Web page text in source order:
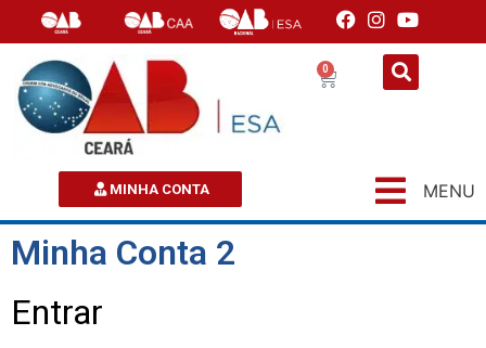
0
MINHA CONTA MENU
Minha Conta 2
Entrar